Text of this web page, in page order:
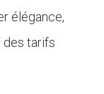
élégance,
des tarifs